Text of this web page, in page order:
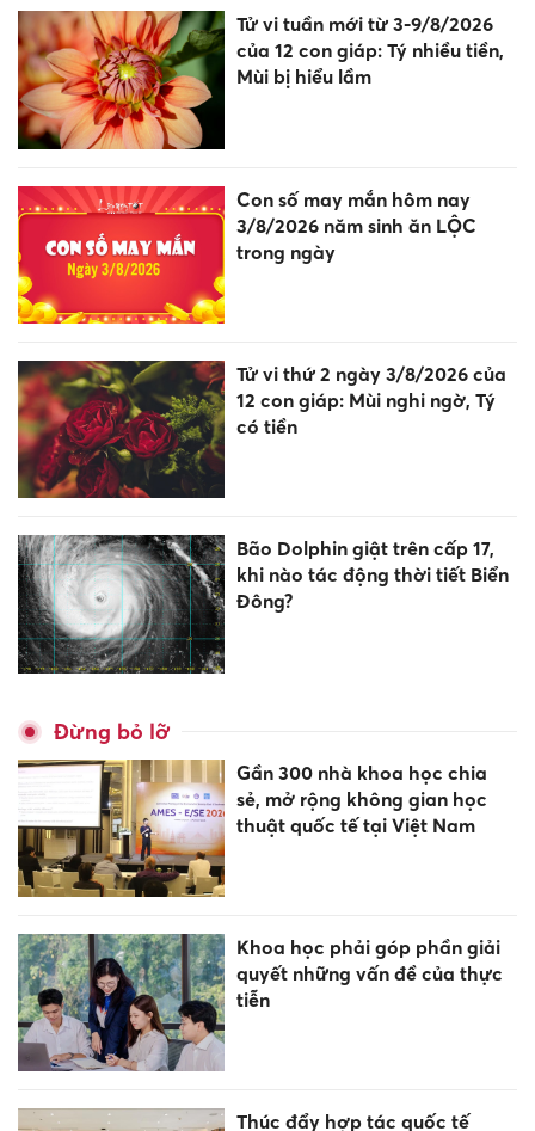
Tử vi tuần mới từ 3-9/8/2026
của 12 con giáp: Tý nhiều tiền,
Mùi bị hiểu lầm
Con số may mắn hôm nay
3/8/2026 năm sinh ăn LỘC
trong ngày
Tử vi thứ 2 ngày 3/8/2026 của
12 con giáp: Mùi nghi ngờ, Tý
có tiền
Bão Dolphin giật trên cấp 17,
khi nào tác động thời tiết Biển
Đông?
Đừng bỏ lỡ
Gần 300 nhà khoa học chia
sẻ, mở rộng không gian học
thuật quốc tế tại Việt Nam
Khoa học phải góp phần giải
quyết những vấn đề của thực
tiễn
Thúc đẩy hợp tác quốc tế